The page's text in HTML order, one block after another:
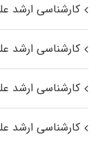
کارشناسی ارشد
کارشناسی ارشد
کارشناسی ارشد
کارشناسی ارشد